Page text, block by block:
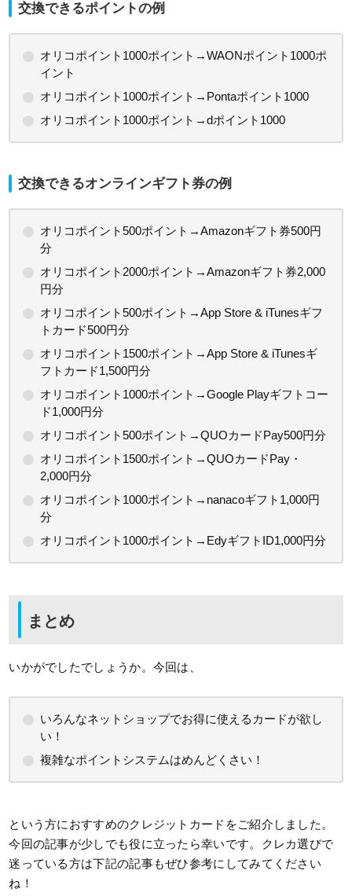
交換できるポイントの例
オリコポイント1000ポイント→WAONポイント1000ポ
イント
オリコポイント1000ポイント→Pontaポイント1000
オリコポイント1000ポイント→dポイント1000
交換できるオンラインギフト券の例
オリコポイント500ポイント→Amazonギフト券500円
分
オリコポイント2000ポイント→Amazonギフト券2,000
円分
オリコポイント500ポイント→App Store & iTunesギフ
トカード500円分
オリコポイント1500ポイント→App Store & iTunesギ
フトカード1,500円分
オリコポイント1000ポイント→Google Playギフトコー
ド1,000円分
オリコポイント500ポイント→QUOカードPay500円分
オリコポイント1500ポイント→QUOカードPay・
2,000円分
オリコポイント1000ポイント→nanacoギフト1,000円
分
オリコポイント1000ポイント→EdyギフトID1,000円分
まとめ
いかがでしたでしょうか。今回は、
いろんなネットショップでお得に使えるカードが欲し
い！
複雑なポイントシステムはめんどくさい！
という方におすすめのクレジットカードをご紹介しました。
今回の記事が少しでも役に立ったら幸いです。クレカ選びで
迷っている方は下記の記事もぜひ参考にしてみてください
ね！